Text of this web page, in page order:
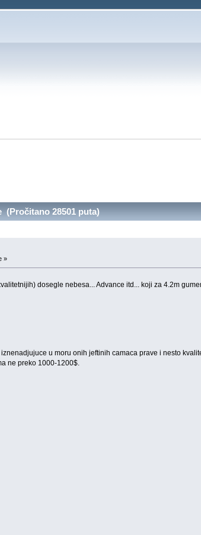
(Pročitano 28501 puta)
»
dosegle nebesa... Advance itd... koji za 4.2m
u moru onih jeftinih camaca prave i nesto
ne preko 1000-1200$.